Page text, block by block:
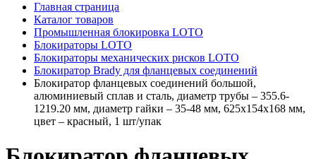
Главная страница
Каталог товаров
Промышленная блокировка LOTO
Блокираторы LOTO
Блокираторы механических рисков LOTO
Блокиратор Brady для фланцевых соединений
Блокиратор фланцевых соединений большой,
алюминиевый сплав и сталь, диаметр трубы – 355.6-
1219.20 мм, диаметр гайки – 35-48 мм, 625х154х168 мм,
цвет – красный, 1 шт/упак